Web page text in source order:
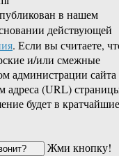
в нашем
действующей
. Если вы считаете,
и/или смежные
администрации сайта
адреса (URL)
будет в кратчайшие
Жми кнопку!